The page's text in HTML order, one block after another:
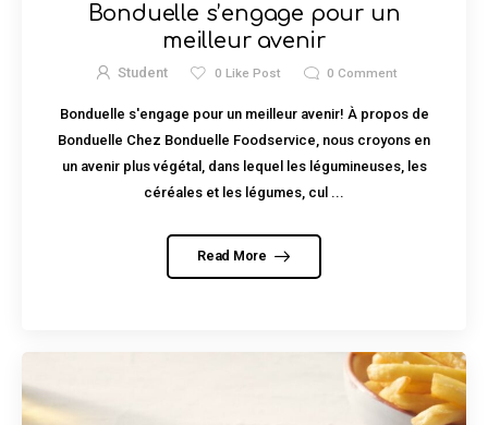
Bonduelle s’engage pour un
meilleur avenir
Student 0 Like Post 0 Comment
Bonduelle s'engage pour un meilleur avenir! À propos de
Bonduelle Chez Bonduelle Foodservice, nous croyons en
un avenir plus végétal, dans lequel les légumineuses, les
céréales et les légumes, cul ...
Read More